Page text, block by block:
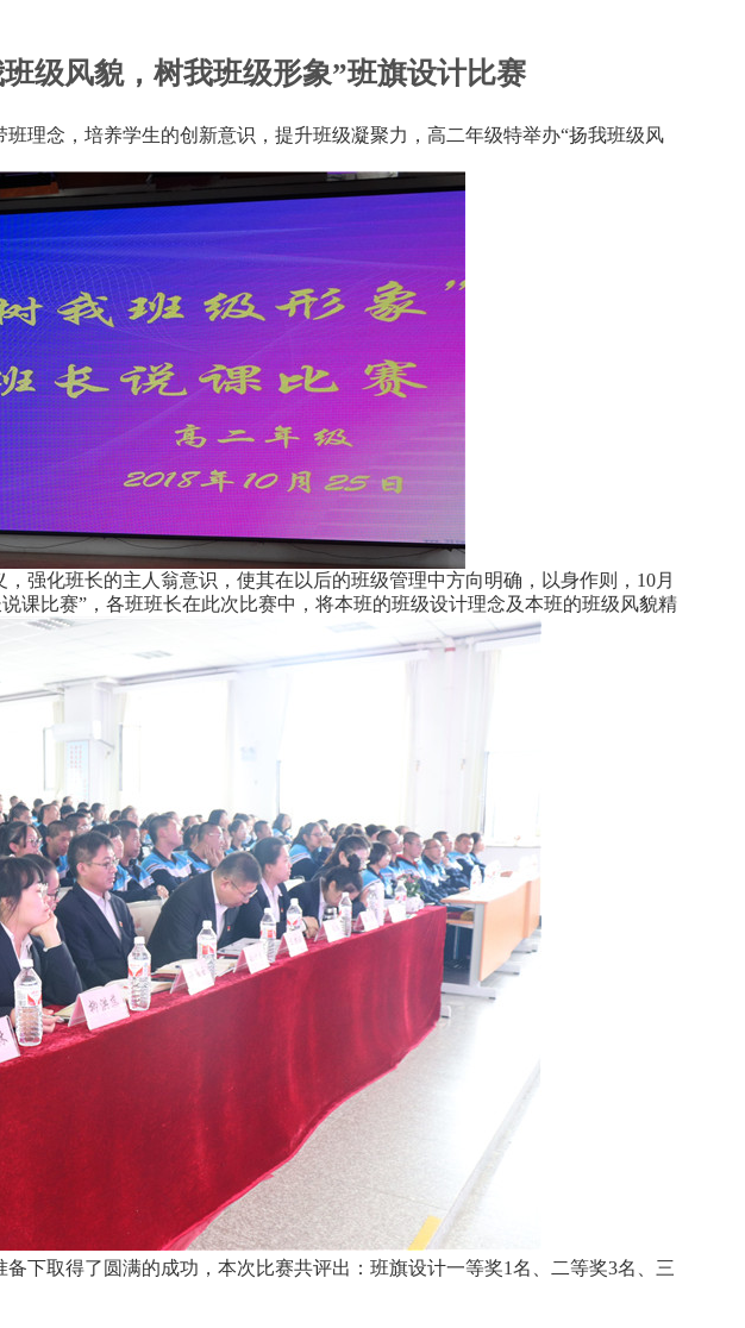
级风貌，树我班级形象”班旗设计比赛
理念，培养学生的创新意识，提升班级凝聚力，高二年级特举办“扬我班级风
强化班长的主人翁意识，使其在以后的班级管理中方向明确，以身作则，10月
课比赛”，各班班长在此次比赛中，将本班的班级设计理念及本班的班级风貌精
取得了圆满的成功，本次比赛共评出：班旗设计一等奖1名、二等奖3名、三